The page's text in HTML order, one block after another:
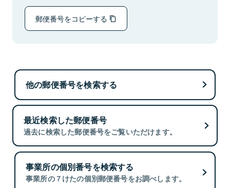
郵便番号をコピーする
他の郵便番号を検索する
最近検索した郵便番号
過去に検索した郵便番号をご覧いただけます。
事業所の個別番号を検索する
事業所の７けたの個別郵便番号をお調べします。